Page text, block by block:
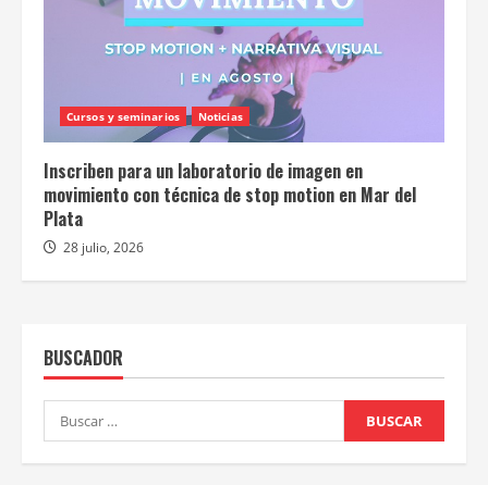
Cursos y seminarios Noticias
Inscriben para un laboratorio de imagen en
movimiento con técnica de stop motion en Mar del
Plata
28 julio, 2026
BUSCADOR
Buscar: